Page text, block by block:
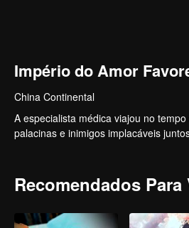
Império do Amor
China Continental
A especialista médica viajou no
palacinas e inimigos implacáveis
Recomendados Para